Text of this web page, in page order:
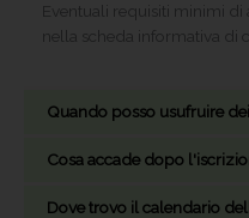
Eventuali requisiti minimi di
nella scheda informativa di
Quando posso usufruire
Cosa accade dopo
Dove trovo il calendario